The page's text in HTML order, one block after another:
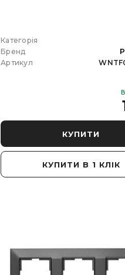
Категорія
Бренд
Артикул
КУПИТИ
КУПИТИ В 1 КЛІК